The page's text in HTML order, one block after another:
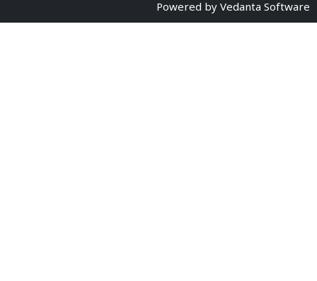
Powered by Vedanta Software